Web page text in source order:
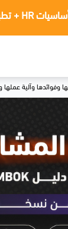
أساسيات HR + تطبيقات الذكاء الاصطناعي